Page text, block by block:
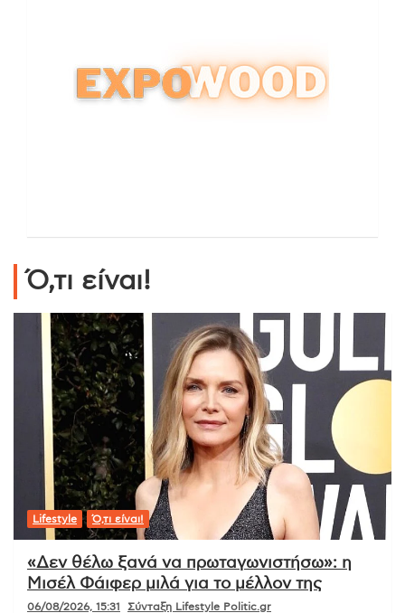
Ό,τι είναι!
Lifestyle Ό,τι είναι!
«Δεν θέλω ξανά να πρωταγωνιστήσω»: η
Μισέλ Φάιφερ μιλά για το μέλλον της
06/08/2026, 15:31 Σύνταξη Lifestyle Politic.gr